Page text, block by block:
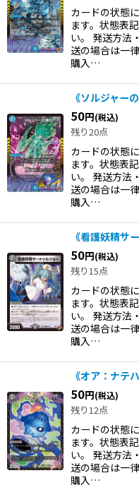
カードの状態
ます。状態表
い。 発送方法
送の場合は一
購入…
《ソルジャー
50円(税込)
残り20点
カードの状態
ます。状態表
い。 発送方法
送の場合は一
購入…
《看護妖精サ
50円(税込)
残り15点
カードの状態
ます。状態表
い。 発送方法
送の場合は一
購入…
《オア：ナテ
50円(税込)
残り12点
カードの状態
ます。状態表
い。 発送方法
送の場合は一
購入…